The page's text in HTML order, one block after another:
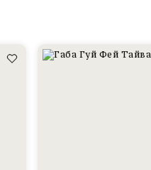
Габа
Гуй